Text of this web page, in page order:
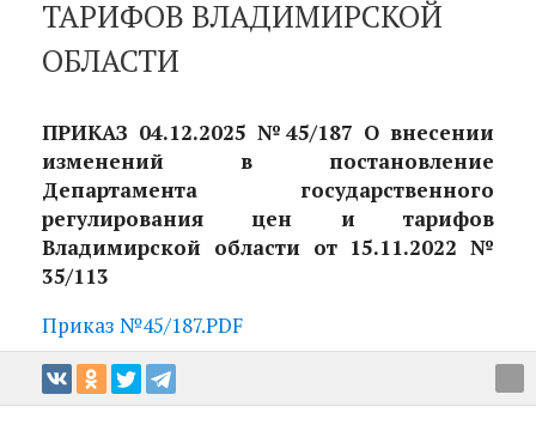
ТАРИФОВ ВЛАДИМИРСКОЙ
ОБЛАСТИ
ПРИКАЗ 04.12.2025 №45/187 О внесении
изменений в постановление
Департамента государственного
регулирования цен и тарифов
Владимирской области от 15.11.2022 №
35/113
Приказ №45/187.PDF